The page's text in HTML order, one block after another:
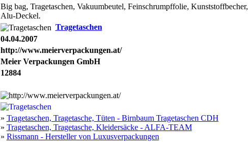
Big bag, Tragetaschen, Vakuumbeutel, Feinschrumpffolie, Kunststoffbecher,
Alu-Deckel.
Tragetaschen
04.04.2007
http://www.meierverpackungen.at/
Meier Verpackungen GmbH
12884
» Tragetaschen, Tragetasche, Tüten - Birnbaum Tragetaschen CDH
» Tragetaschen, Tragetasche, Kleidersäcke - ALFA-TEAM
» Rissmann - Hersteller von Luxusverpackungen